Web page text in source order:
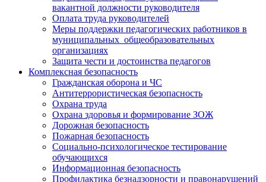
вакантной должности руководителя
Оплата труда руководителей
Меры поддержки педагогических работников в
муниципальных общеобразовательных
организациях
Защита чести и достоинства педагогов
Комплексная безопасность
Гражданская оборона и ЧС
Антитеррористическая безопасность
Охрана труда
Охрана здоровья и формирование ЗОЖ
Дорожная безопасность
Пожарная безопасность
Социально-психологическое тестирование
обучающихся
Информационная безопасность
Профилактика безнадзорности и правонарушений